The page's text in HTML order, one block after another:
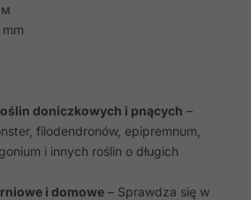
doniczkowych i pnących –
filodendronów, epipremnum,
i innych roślin o długich
i domowe – Sprawdza się w